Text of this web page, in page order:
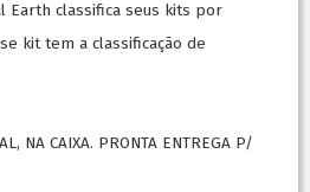
Earth classifica seus kits por
kit tem a classificação de
NA CAIXA. PRONTA ENTREGA P/